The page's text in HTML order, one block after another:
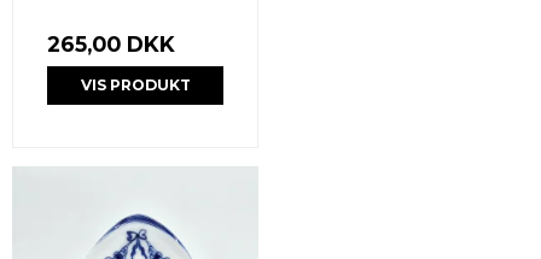
265,00 DKK
VIS PRODUKT